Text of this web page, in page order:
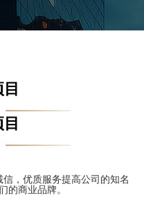
，优质服务提高公司的知名
的商业品牌。
，优质服务提高公司的知名
的商业品牌。